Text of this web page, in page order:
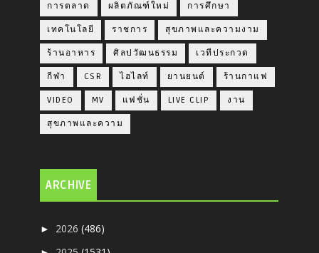
การตลาด ผลิตภัณฑ์ใหม่ การศึกษา
เทคโนโลยี ราชการ สุขภาพและความงาม
ร้านอาหาร ศิลปวัฒนธรรม เวทีประกวด
กีฬา CSR ไฮไลท์ ยานยนต์ ร้านกาแฟ
VIDEO MV แฟชั่น LIVE CLIP งาน
สุขภาพและความ
ARCHIVE
► 2026(486)